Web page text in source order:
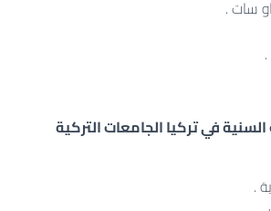
سات .
فيتركياالجامعات التركية
.